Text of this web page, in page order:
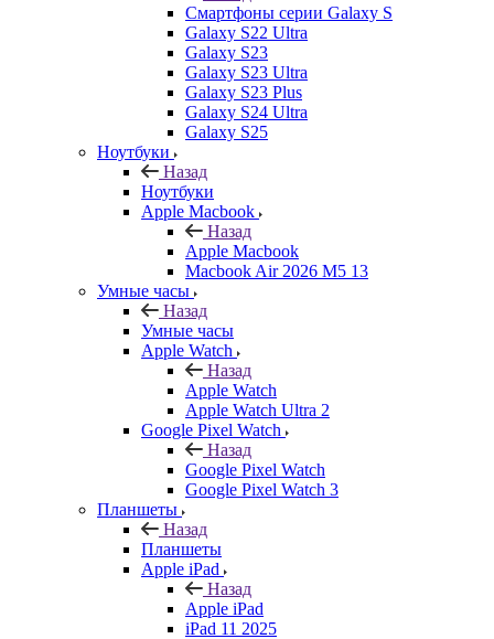
Смартфоны серии Galaxy S
Galaxy S22 Ultra
Galaxy S23
Galaxy S23 Ultra
Galaxy S23 Plus
Galaxy S24 Ultra
Galaxy S25
Ноутбуки
Назад
Ноутбуки
Apple Macbook
Назад
Apple Macbook
Macbook Air 2026 M5 13
Умные часы
Назад
Умные часы
Apple Watch
Назад
Apple Watch
Apple Watch Ultra 2
Google Pixel Watch
Назад
Google Pixel Watch
Google Pixel Watch 3
Планшеты
Назад
Планшеты
Apple iPad
Назад
Apple iPad
iPad 11 2025